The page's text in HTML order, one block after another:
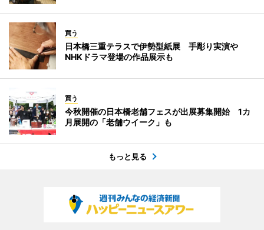
買う
日本橋三重テラスで伊勢型紙展 手彫り実演や
NHKドラマ登場の作品展示も
買う
今秋開催の日本橋老舗フェスが出展募集開始 1カ
月展開の「老舗ウイーク」も
もっと見る